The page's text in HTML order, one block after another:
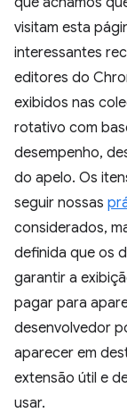
visitam esta
interessantes
editores do
exibidos nas
rotativo com
desempenho,
do apelo. Os
seguir nossas
considerados,
definida que os
garantir a
pagar para
desenvolvedor
aparecer em
extensão útil e
usar.